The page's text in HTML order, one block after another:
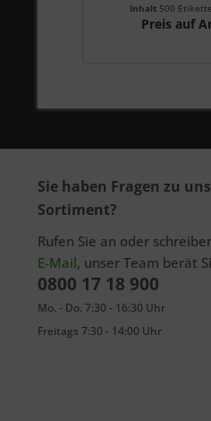
Inhalt 500
Preis auf
Sie haben Fragen zu
Sortiment?
Rufen Sie an oder
E-Mail, unser Team berät
0800 17 18 900
Mo. - Do. 7:30 - 16:30 Uhr
Freitags 7:30 - 14:00 Uhr